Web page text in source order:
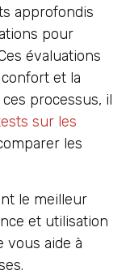
approfondis
pour
évaluations
et la
processus, il
sur les
les
le meilleur
et utilisation
vous aide à